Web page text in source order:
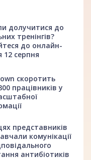
долучитися до
тренінгів?
до онлайн-
12 серпня
скоротить
працівників у
представників
комунікації
антибіотиків